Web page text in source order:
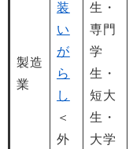
製造
業
装
い
が
ら
し
＜
外
生・
専門
学
生・
短大
生・
大学